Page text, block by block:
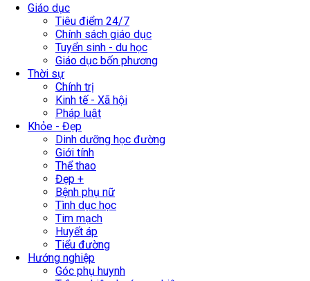
Giáo dục
Tiêu điểm 24/7
Chính sách giáo dục
Tuyển sinh - du học
Giáo dục bốn phương
Thời sự
Chính trị
Kinh tế - Xã hội
Pháp luật
Khỏe - Đẹp
Dinh dưỡng học đường
Giới tính
Thể thao
Đẹp +
Bệnh phụ nữ
Tình dục học
Tim mạch
Huyết áp
Tiểu đường
Hướng nghiệp
Góc phụ huynh